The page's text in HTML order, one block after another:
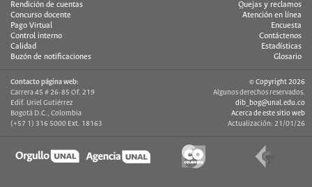
Rendición de cuentas
Concurso docente
Pago Virtual
Control interno
Calidad
Buzón de notificaciones
Quejas y reclamos
Atención en línea
Encuesta
Contáctenos
Estadísticas
Glosario
Contacto página web:
Carrera 45 # 26-85 Of. 219
Edif. Uriel Gutiérrez
Bogotá D.C., Colombia
(+57 1) 316 5000 Ext. 18163
© Copyright 2026
Algunos derechos reservados.
dib_bog@unal.edu.co
Acerca de este sitio web
Actualización: 21/01/26